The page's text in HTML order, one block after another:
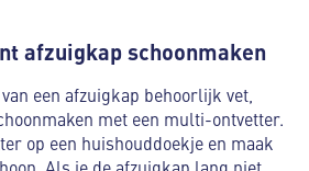
afzuigkap schoonmaken
een afzuigkap behoorlijk vet,
met een multi-ontvetter.
op een huishouddoekje en maak
Als je de afzuigkap lang niet